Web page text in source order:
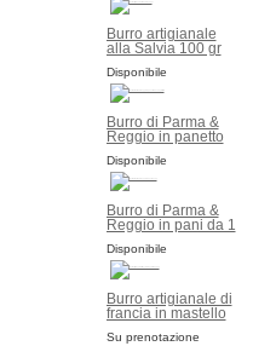
Burro artigianale
alla Salvia 100 gr
Disponibile
Burro di Parma &
Reggio in panetto
Disponibile
Burro di Parma &
Reggio in pani da 1
Disponibile
Burro artigianale di
francia in mastello
Su prenotazione